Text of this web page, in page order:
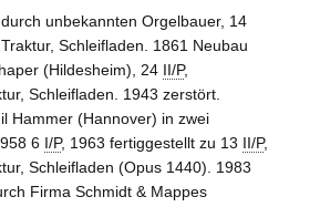
unbekannten Orgelbauer, 14
Schleifladen. 1861 Neubau
(Hildesheim), 24 II/P,
Schleifladen. 1943 zerstört.
Hammer (Hannover) in zwei
6 I/P, 1963 fertiggestellt zu 13 II/P,
Schleifladen (Opus 1440). 1983
Firma Schmidt & Mappes